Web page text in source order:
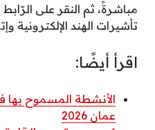
مباشرةً، ثم النقر على
تأشيرات الهند الإلكترونية
اقرأ أيضًا:
الأنشطة المسموح
عمان 2026